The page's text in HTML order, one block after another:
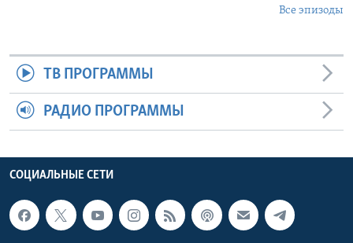
Все эпизоды
ТВ ПРОГРАММЫ
РАДИО ПРОГРАММЫ
СОЦИАЛЬНЫЕ СЕТИ